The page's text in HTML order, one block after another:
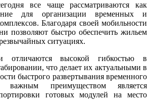
все чаще рассматриваются как
для организации временных и
Благодаря своей мобильности
позволяют быстро обеспечить жильем
ситуациях.
что делает их актуальными в
быстрого развертывания временного
важным преимуществом является
готовых модулей на место